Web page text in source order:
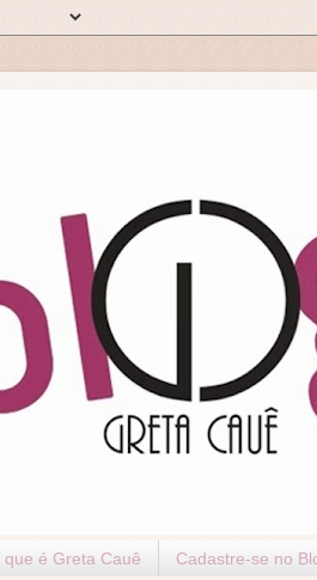
que é Greta Cauê Cadastre-se no